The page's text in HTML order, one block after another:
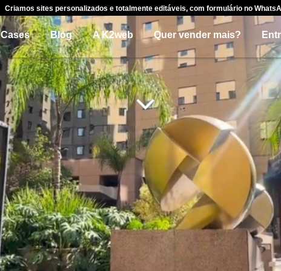
Criamos sites personalizados e totalmente editáveis, com formulário no
Cases Blog A K2web Quer vender mais?